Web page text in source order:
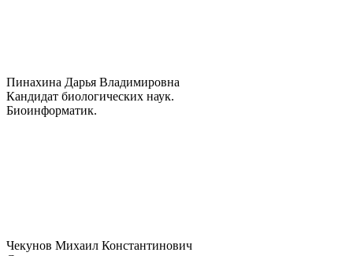
Пинахина Дарья Владимировна
Кандидат биологических наук.
Биоинформатик.
Чекунов Михаил Константинович